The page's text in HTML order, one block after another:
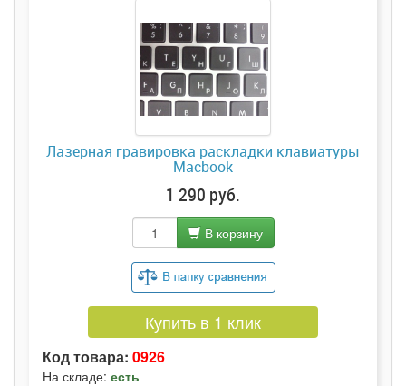
Лазерная гравировка раскладки клавиатуры
Macbook
1 290 руб.
В корзину
Купить в 1 клик
Код товара: 0926
На складе: есть